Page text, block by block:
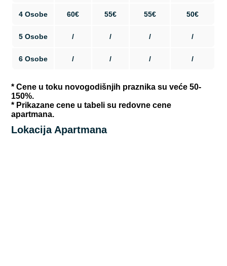
4 Osobe 60€ 55€ 55€ 50€
5 Osobe / / / /
6 Osobe / / / /
* Cene u toku novogodišnjih praznika su veće 50-
150%.
* Prikazane cene u tabeli su redovne cene
apartmana.
Lokacija Apartmana